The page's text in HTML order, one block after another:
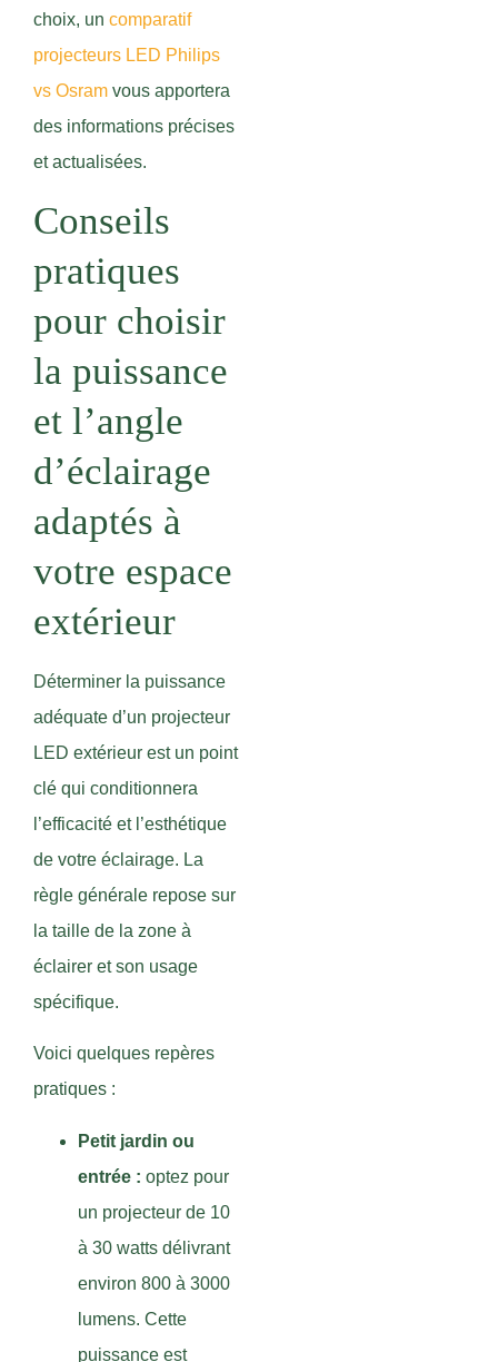
choix, un comparatif
projecteurs LED Philips
vs Osram vous apportera
des informations précises
et actualisées.
Conseils
pratiques
pour choisir
la puissance
et l’angle
d’éclairage
adaptés à
votre espace
extérieur
Déterminer la puissance
adéquate d’un projecteur
LED extérieur est un point
clé qui conditionnera
l’efficacité et l’esthétique
de votre éclairage. La
règle générale repose sur
la taille de la zone à
éclairer et son usage
spécifique.
Voici quelques repères
pratiques :
Petit jardin ou
entrée : optez pour
un projecteur de 10
à 30 watts délivrant
environ 800 à 3000
lumens. Cette
puissance est